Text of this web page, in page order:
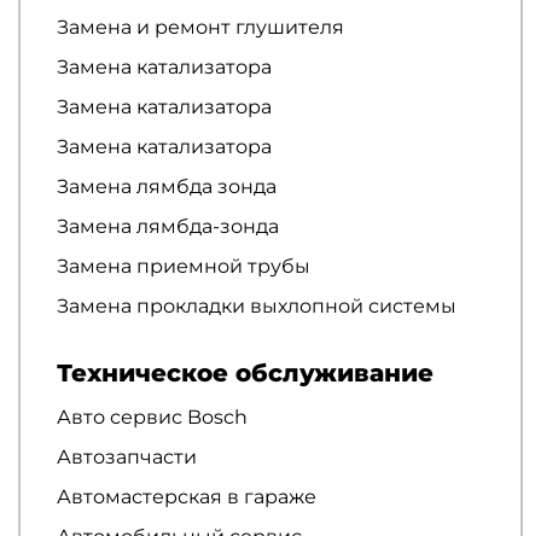
Замена и ремонт глушителя
Замена катализатора
Замена катализатора
Замена катализатора
Замена лямбда зонда
Замена лямбда-зонда
Замена приемной трубы
Замена прокладки выхлопной системы
Техническое обслуживание
Авто сервис Bosch
Автозапчасти
Автомастерская в гараже